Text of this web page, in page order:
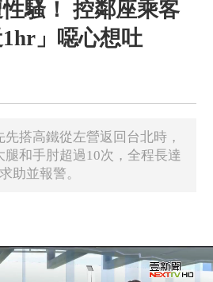
騷！ 控鄰座乘客
1hr」噁心想吐
搭高鐵從左營返回台北時，
和手肘超過10次，全程長達
助並報警。